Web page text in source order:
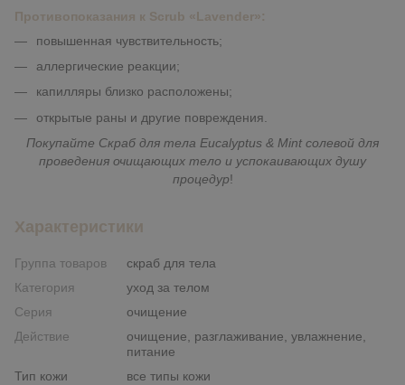
Противопоказания к Scrub «Lavender»:
повышенная чувствительность;
аллергические реакции;
капилляры близко расположены;
открытые раны и другие повреждения.
Покупайте Скраб для тела Eucalyptus & Mint солевой для
проведения очищающих тело и успокаивающих душу
процедур!
Характеристики
Группа товаров
скраб для тела
Категория
уход за телом
Серия
очищение
Действие
очищение, разглаживание, увлажнение,
питание
Тип кожи
все типы кожи